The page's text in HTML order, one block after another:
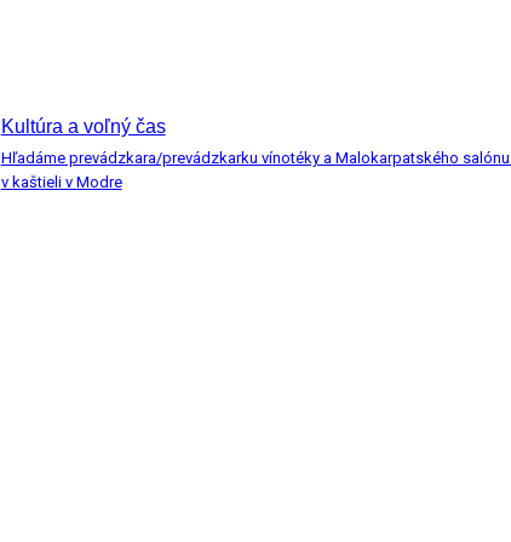
Kultúra a voľný čas
Hľadáme prevádzkara/prevádzkarku vínotéky a Malokarpatského salónu
v kaštieli v Modre